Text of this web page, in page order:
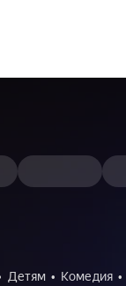
Детям Комедия